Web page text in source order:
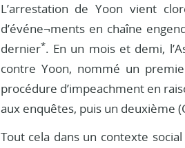
L’arrestation de Yoon vient
d’événe¬ments en chaîne
dernier*. En un mois et demi,
contre Yoon, nommé un
procédure d’impeachment en
aux enquêtes, puis un deuxième
Tout cela dans un contexte